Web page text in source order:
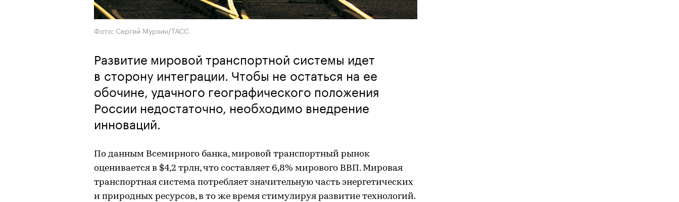
Фото: Сергей Мурзин/ТАСС
Развитие мировой транспортной системы идет
в сторону интеграции. Чтобы не остаться на ее
обочине, удачного географического положения
России недостаточно, необходимо внедрение
инноваций.
По данным Всемирного банка, мировой транспортный рынок
оценивается в $4,2 трлн, что составляет 6,8% мирового ВВП. Мировая
транспортная система потребляет значительную часть энергетических
и природных ресурсов, в то же время стимулируя развитие технологий.